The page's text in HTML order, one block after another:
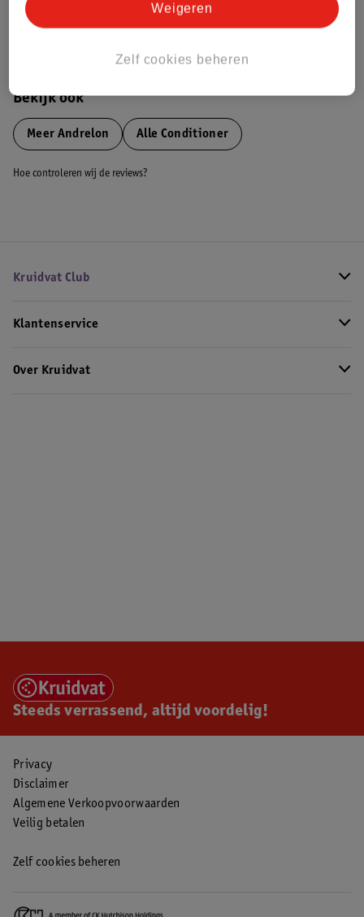
Bekijk ook
Meer Andrelon Alle Conditioner
Hoe controleren wij de reviews?
Kruidvat Club
Klantenservice
Over Kruidvat
Steeds verrassend, altijd voordelig!
Privacy
Disclaimer
Algemene Verkoopvoorwaarden
Veilig betalen
Zelf cookies beheren
Zelf cookies beheren
Weigeren